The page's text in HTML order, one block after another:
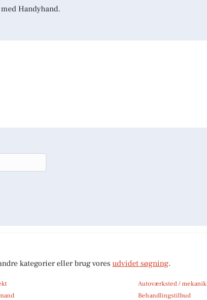
Handyhand.
kategorier eller brug vores udvidet søgning.
Autoværksted / mekanik
Behandlingstilbud